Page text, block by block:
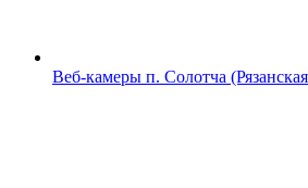
Веб-камеры п. Солотча